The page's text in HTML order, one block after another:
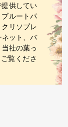
供してい
ブルートパ
リソプレ
ット、バ
社の葉っ
覧くださ